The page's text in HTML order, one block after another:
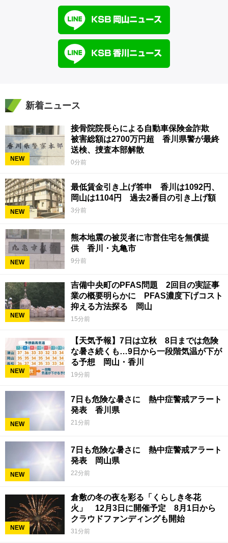
新着ニュース
NEW
接骨院院長らによる自動車保険金詐欺
被害総額は2700万円超 香川県警が最終
送検、捜査本部解散
0分前
NEW
最低賃金引き上げ答申 香川は1092円、
岡山は1104円 過去2番目の引き上げ額
3分前
NEW
熊本地震の被災者に市営住宅を無償提
供 香川・丸亀市
9分前
NEW
吉備中央町のPFAS問題 2回目の実証事
業の概要明らかに PFAS濃度下げコスト
抑える方法探る 岡山
15分前
NEW
【天気予報】7日は立秋 8日までは危険
な暑さ続くも…9日から一段階気温が下が
る予想 岡山・香川
19分前
NEW
7日も危険な暑さに 熱中症警戒アラート
発表 香川県
21分前
NEW
7日も危険な暑さに 熱中症警戒アラート
発表 岡山県
22分前
NEW
倉敷の冬の夜を彩る「くらしき冬花
火」 12月3日に開催予定 8月1日から
クラウドファンディングも開始
31分前